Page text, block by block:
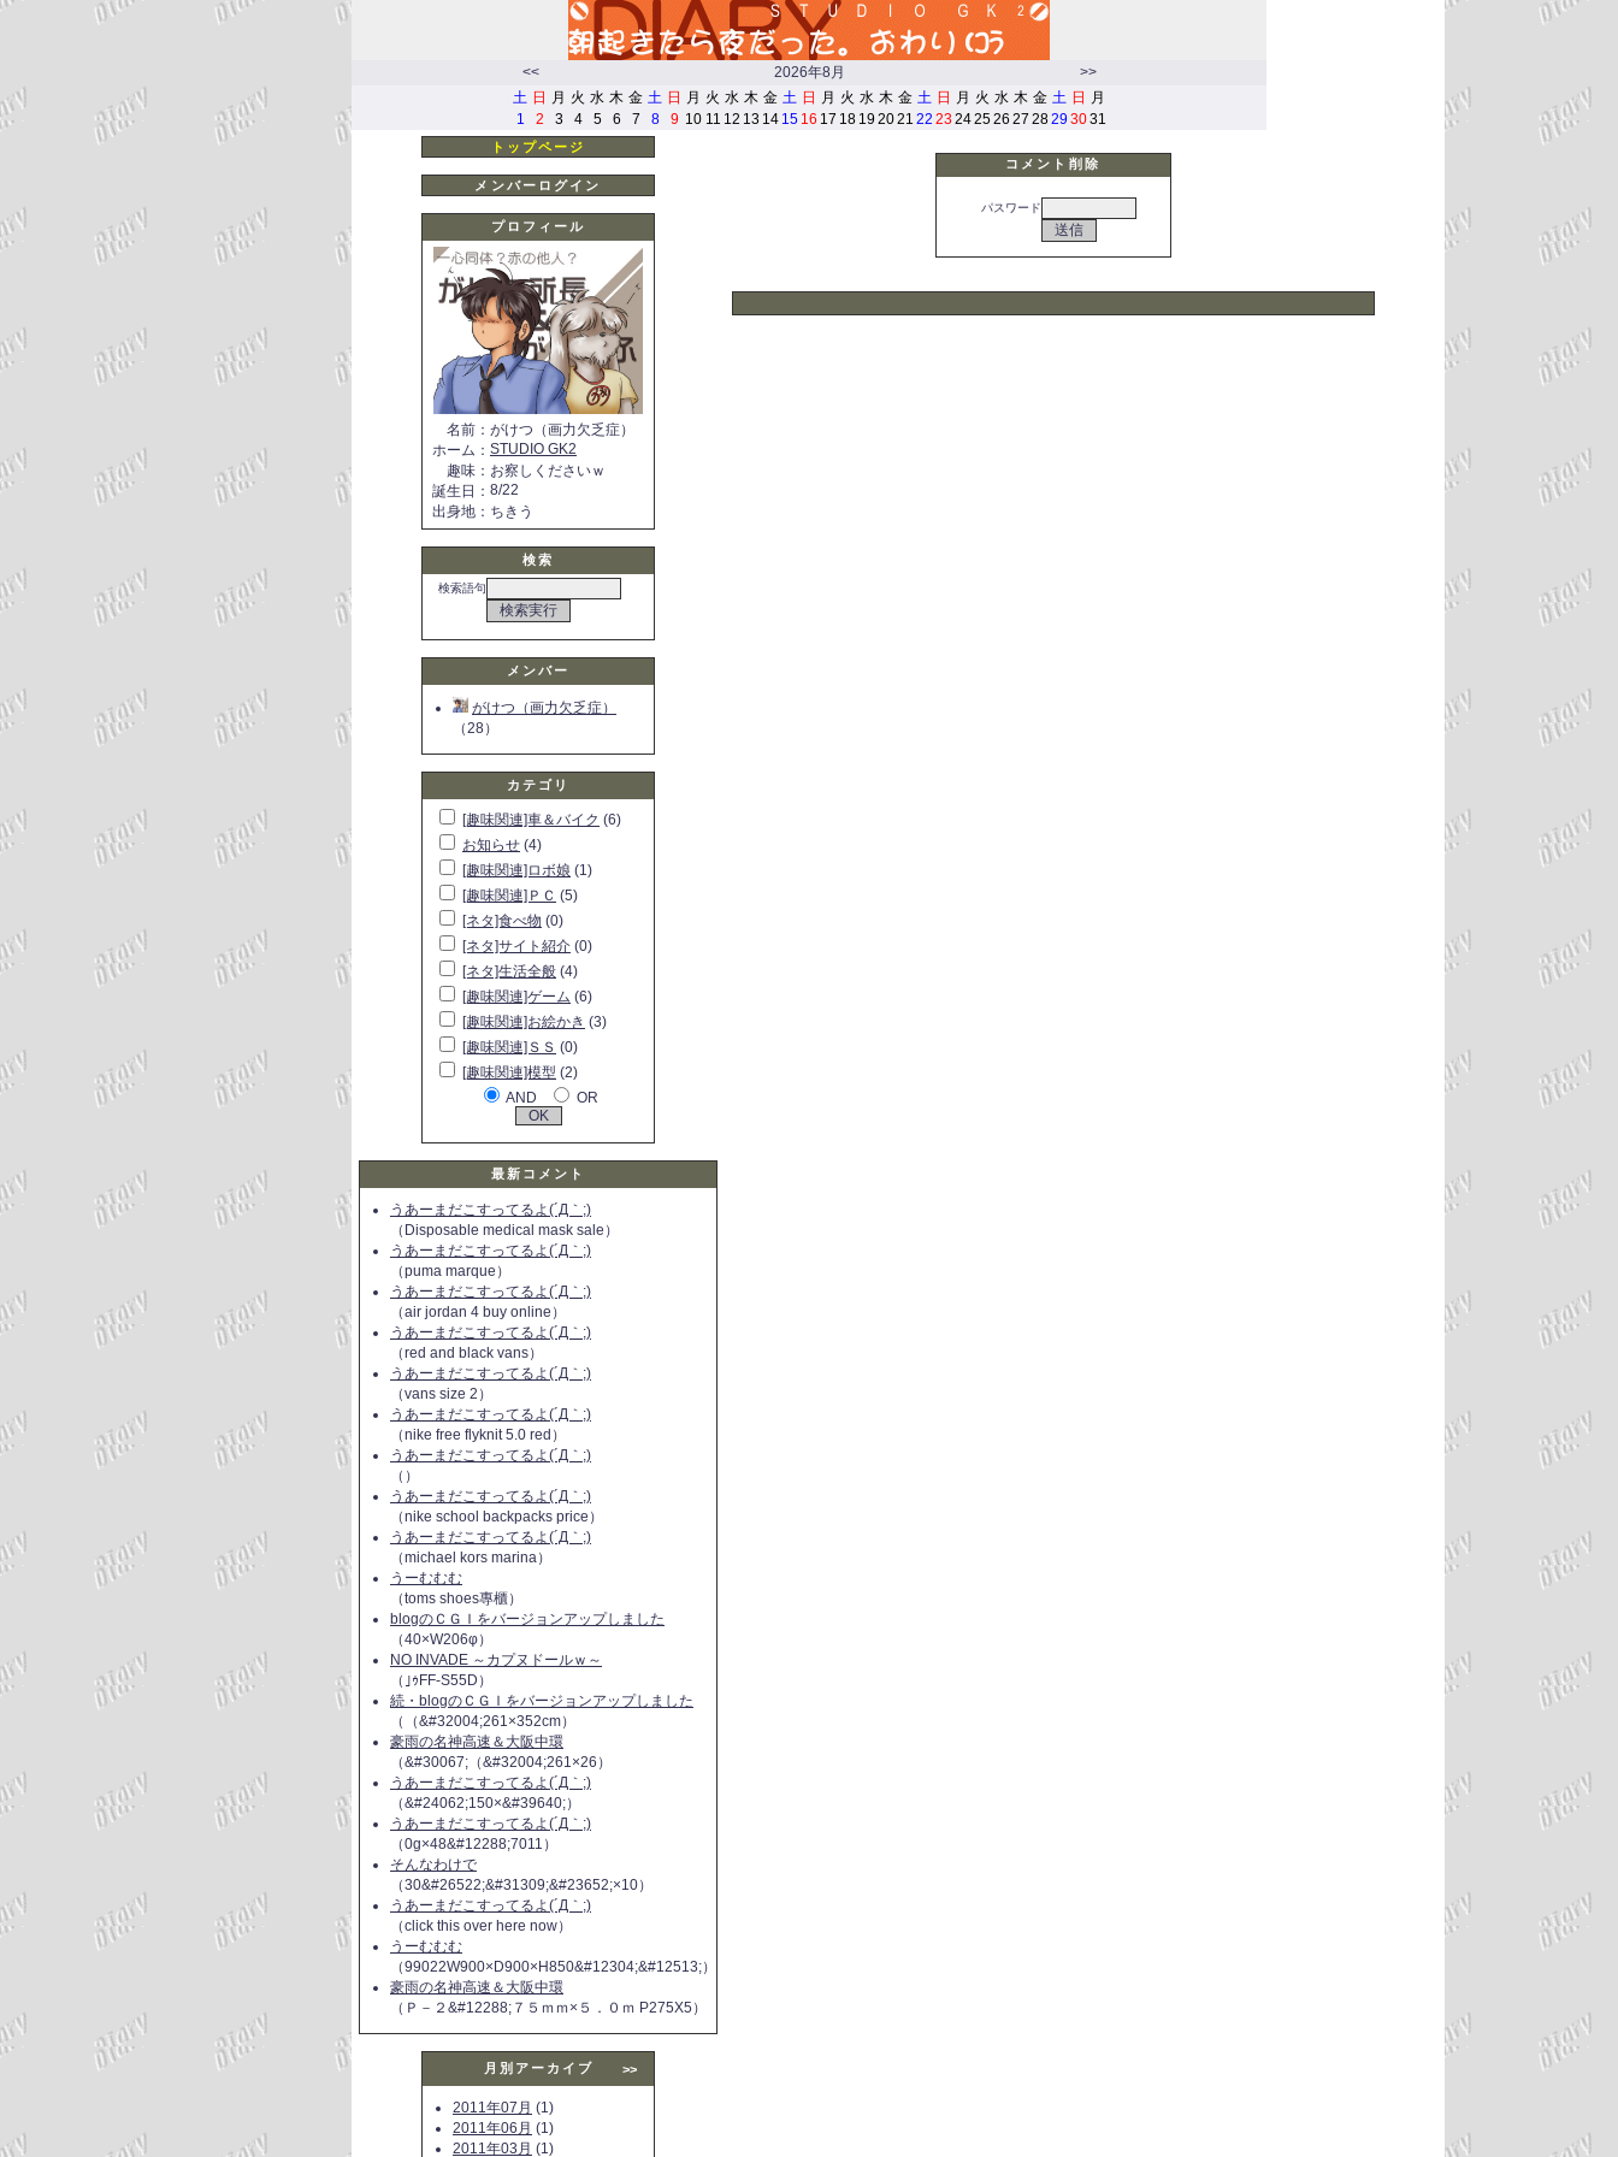
<< 2026年8月
>>
土 日 月 火 水 木 金 土 日 月 火 水 木 金 土 日 月 火 水 木 金 土 日 月 火 水 木 金 土 日
月
1
2 3 4 5 6 7 8 9 10 11 12 13 14 15 16 17 18 19 2021 22 23 242526 27 2829 3031
トップページ
メンバーログイン
プロフィール
名前 ： がけつ（画力欠乏症）
ホーム ： STUDIO GK2
趣味 ： お察しくださいｗ
誕生日 ： 8/22
出身地 ： ちきう
検索
検索語句
メンバー
がけつ（画力欠乏症）
（28）
カテゴリ
[趣味関連]車＆バイク (6)
お知らせ (4)
[趣味関連]ロボ娘 (1)
[趣味関連]ＰＣ (5)
[ネタ]食べ物 (0)
[ネタ]サイト紹介 (0)
[ネタ]生活全般 (4)
[趣味関連]ゲーム (6)
[趣味関連]お絵かき (3)
[趣味関連]ＳＳ (0)
[趣味関連]模型 (2)
AND
OR
最新コメント
うあーまだこすってるよ(´Д｀;)
（Disposable medical mask sale）
うあーまだこすってるよ(´Д｀;)
（puma marque）
うあーまだこすってるよ(´Д｀;)
（air jordan 4 buy online）
うあーまだこすってるよ(´Д｀;)
（red and black vans）
うあーまだこすってるよ(´Д｀;)
（vans size 2）
うあーまだこすってるよ(´Д｀;)
（nike free flyknit 5.0 red）
うあーまだこすってるよ(´Д｀;)
（）
うあーまだこすってるよ(´Д｀;)
（nike school backpacks price）
うあーまだこすってるよ(´Д｀;)
（michael kors marina）
うーむむむ
（toms shoes專櫃）
blogのＣＧＩをバージョンアップしました
（40×W206φ）
NO INVADE ～カプヌドールｗ～
（｣ｩFF-S55D）
続・blogのＣＧＩをバージョンアップしました
（（&#32004;261×352cm）
豪雨の名神高速＆大阪中環
（&#30067;（&#32004;261×26）
うあーまだこすってるよ(´Д｀;)
（&#24062;150×&#39640;）
うあーまだこすってるよ(´Д｀;)
（0g×48&#12288;7011）
そんなわけで
（30&#26522;&#31309;&#23652;×10）
うあーまだこすってるよ(´Д｀;)
（click this over here now）
うーむむむ
（99022W900×D900×H850&#12304;&#12513;）
豪雨の名神高速＆大阪中環
（Ｐ－２&#12288;７５ｍｍ×５．０ｍ P275X5）
月別アーカイブ >>
2011年07月 (1)
2011年06月 (1)
2011年03月 (1)
コメント削除
パスワード